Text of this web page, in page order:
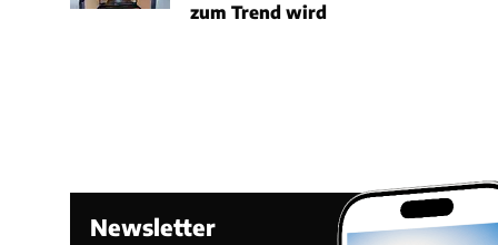
zum Trend wird
Newsletter